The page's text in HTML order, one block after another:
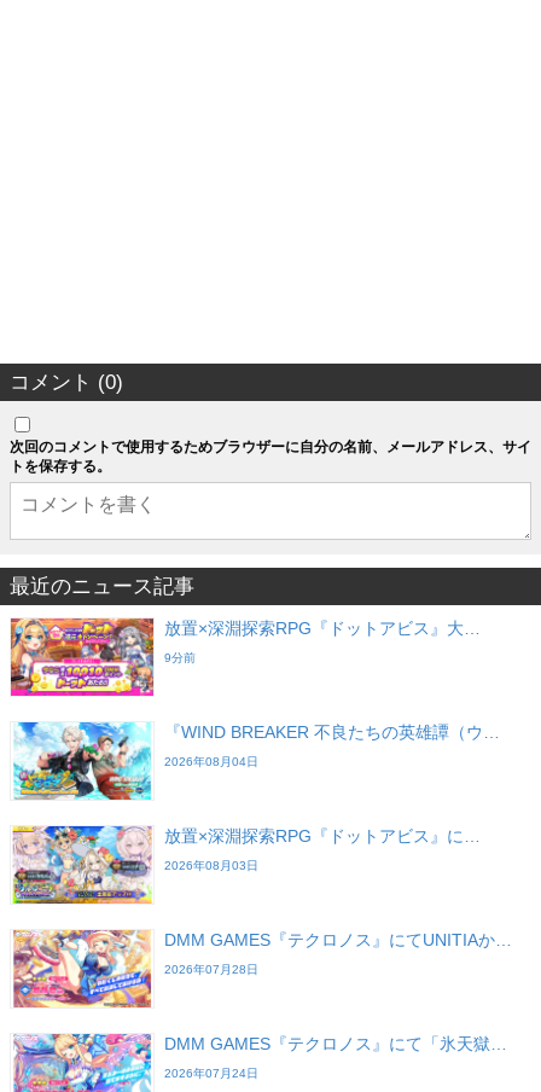
コメント (0)
次回のコメントで使用するためブラウザーに自分の名前、メールアドレス、サイ
トを保存する。
最近のニュース記事
放置×深淵探索RPG『ドットアビス』大…
9分前
『WIND BREAKER 不良たちの英雄譚（ウ…
2026年08月04日
放置×深淵探索RPG『ドットアビス』に…
2026年08月03日
DMM GAMES『テクロノス』にてUNITIAか…
2026年07月28日
DMM GAMES『テクロノス』にて「氷天獄…
2026年07月24日